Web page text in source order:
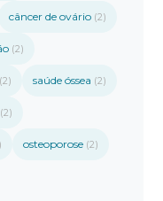
câncer de ovário (2)
(2)
(2) saúde óssea (2)
(2)
osteoporose (2)